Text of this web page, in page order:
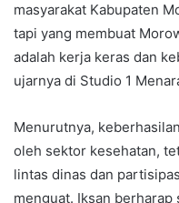
masyarakat Kabupaten
tapi yang membuat
adalah kerja keras dan
ujarnya di Studio 1
Menurutnya,
oleh sektor kesehatan,
lintas dinas dan
menguat. Iksan